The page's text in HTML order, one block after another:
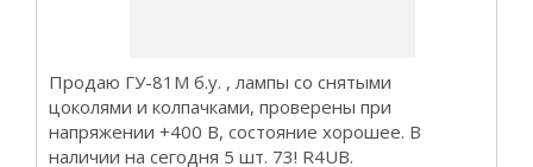
Продаю ГУ-81М б.у. , лампы со снятыми
цоколями и колпачками, проверены при
напряжении +400 В, состояние хорошее. В
наличии на сегодня 5 шт. 73! R4UB.